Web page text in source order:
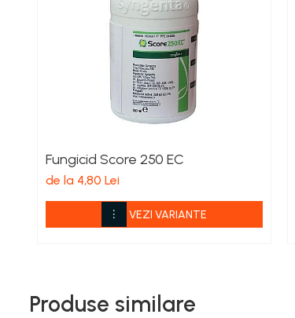
Gratare de camping pe gaz
Panouri si Accesorii Solare
Abrazive
Accesorii Constructii
Accesorii fixare si siguranta
Ciocane demolatoare
Fungicid Score 250 EC
de la 4,80 Lei
VEZI VARIANTE
Produse similare